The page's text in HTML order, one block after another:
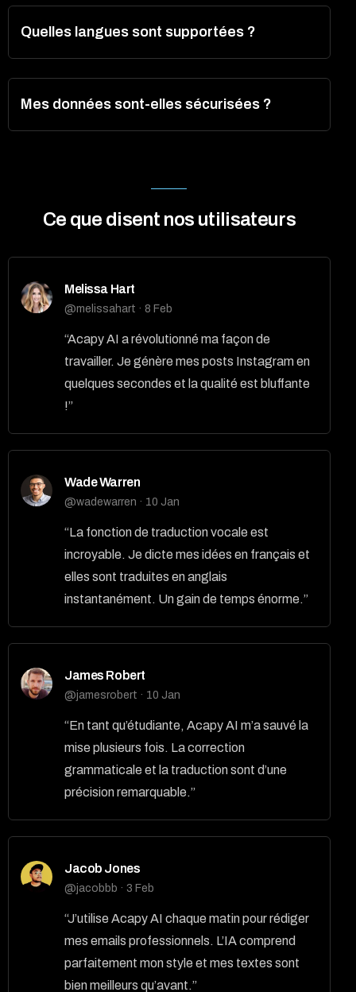
Quelles langues sont supportées ?
Mes données sont-elles sécurisées ?
Ce que disent nos utilisateurs
Melissa Hart
@melissahart · 8 Feb
“Acapy AI a révolutionné ma façon de
travailler. Je génère mes posts Instagram en
quelques secondes et la qualité est bluffante
!”
Wade Warren
@wadewarren · 10 Jan
“La fonction de traduction vocale est
incroyable. Je dicte mes idées en français et
elles sont traduites en anglais
instantanément. Un gain de temps énorme.”
James Robert
@jamesrobert · 10 Jan
“En tant qu’étudiante, Acapy AI m’a sauvé la
mise plusieurs fois. La correction
grammaticale et la traduction sont d’une
précision remarquable.”
Jacob Jones
@jacobbb · 3 Feb
“J’utilise Acapy AI chaque matin pour rédiger
mes emails professionnels. L’IA comprend
parfaitement mon style et mes textes sont
bien meilleurs qu’avant.”